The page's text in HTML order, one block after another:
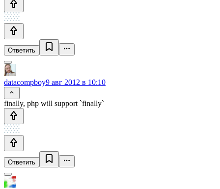
Ответить
datacompboy9 авг 2012 в 10:10
finally, php will support `finally`
Ответить